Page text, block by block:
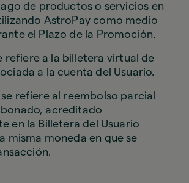
de productos o servicios en
AstroPay como medio
el Plazo de la Promoción.
refiere a la billetera virtual de
a la cuenta del Usuario.
refiere al reembolso parcial
acreditado
en la Billetera del Usuario
misma moneda en que se